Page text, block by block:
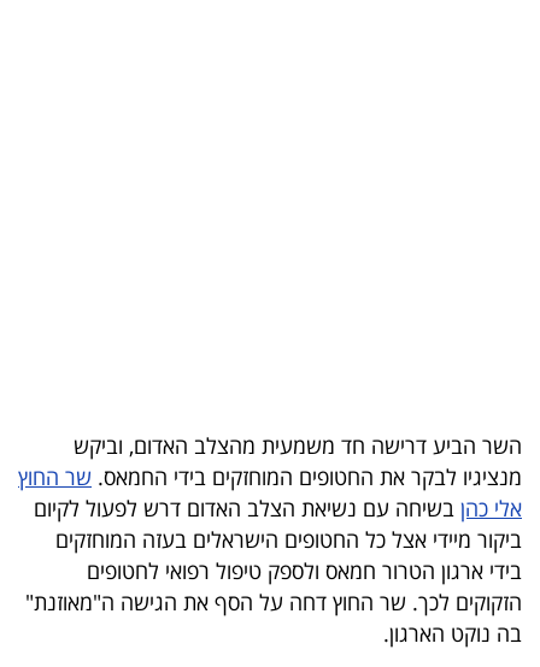
40
UNDER
40
שיתופי
השר הביע דרישה חד משמעית מהצלב האדום, וביקש
מנציגיו לבקר את החטופים המוחזקים בידי החמאס. שר החוץ
אלי כהן בשיחה עם נשיאת הצלב האדום דרש לפעול לקיום
ביקור מיידי אצל כל החטופים הישראלים בעזה המוחזקים
בידי ארגון הטרור חמאס ולספק טיפול רפואי לחטופים
הזקוקים לכך. שר החוץ דחה על הסף את הגישה ה"מאוזנת"
בה נוקט הארגון.